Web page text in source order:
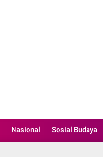
Nasional Sosial Budaya